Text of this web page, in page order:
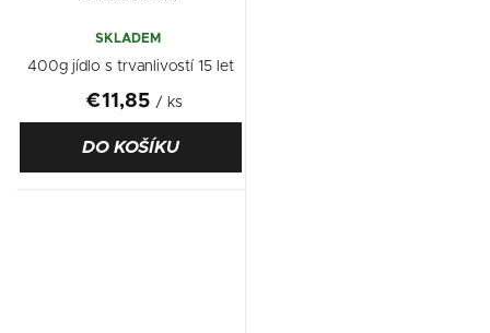
SKLADEM
€11,85 / ks
DO KOŠÍKU
400g jídlo s trvanlivostí 15 let